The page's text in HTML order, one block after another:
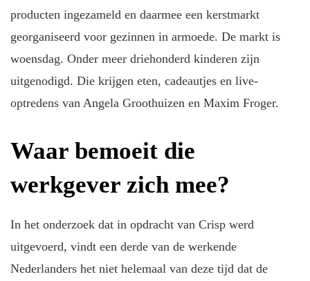
producten ingezameld en daarmee een kerstmarkt
georganiseerd voor gezinnen in armoede. De markt is
woensdag. Onder meer driehonderd kinderen zijn
uitgenodigd. Die krijgen eten, cadeautjes en live-
optredens van Angela Groothuizen en Maxim Froger.
Waar bemoeit die
werkgever zich mee?
In het onderzoek dat in opdracht van Crisp werd
uitgevoerd, vindt een derde van de werkende
Nederlanders het niet helemaal van deze tijd dat de